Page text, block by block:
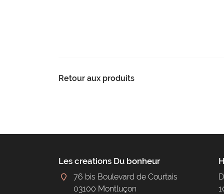
Retour aux produits
Les creations Du bonheur
76 bis Boulevard de Courtais
03100 Montluçon